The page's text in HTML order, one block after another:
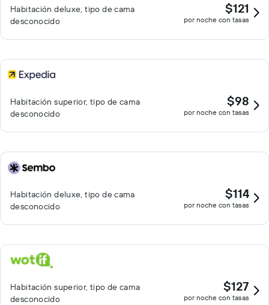
Habitación deluxe, tipo de cama
desconocido
$121
por noche con tasas
Habitación superior, tipo de cama
desconocido
$98
por noche con tasas
Habitación deluxe, tipo de cama
desconocido
$114
por noche con tasas
Habitación superior, tipo de cama
desconocido
$127
por noche con tasas